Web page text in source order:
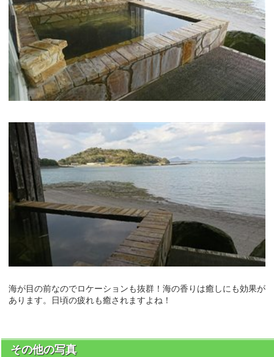
海が目の前なのでロケーションも抜群！海の香りは癒しにも効果が
あります。日頃の疲れも癒されますよね！
その他の写真